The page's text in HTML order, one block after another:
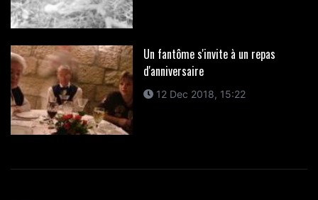
Un fantôme s'invite à un repas
d'anniversaire
12 Dec 2018, 15:22